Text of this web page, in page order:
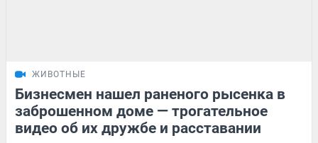
ЖИВОТНЫЕ
Бизнесмен нашел раненого рысенка в
заброшенном доме — трогательное
видео об их дружбе и расставании